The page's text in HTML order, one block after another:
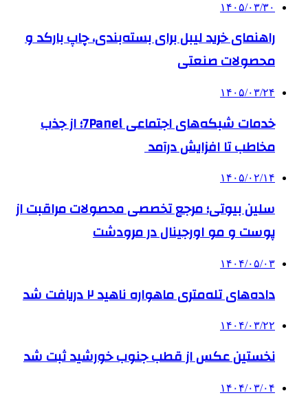
۱۴۰۵/۰۳/۳۰
راهنمای خرید لیبل برای بسته‌بندی، چاپ بارکد و
محصولات صنعتی
۱۴۰۵/۰۳/۲۴
خدمات شبکه‌های اجتماعی 7Panel؛ از جذب
مخاطب تا افزایش درآمد
۱۴۰۵/۰۲/۱۴
سلین بیوتی؛ مرجع تخصصی محصولات مراقبت از
پوست و مو اورجینال در مرودشت
۱۴۰۴/۰۵/۰۳
داده‌های تله‌متری ماهواره ناهید ۲ دریافت شد
۱۴۰۴/۰۳/۲۲
نخستین عکس از قطب جنوب خورشید ثبت شد
۱۴۰۴/۰۳/۰۴